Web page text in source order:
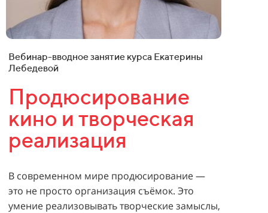
Вебинар-вводное занятие курса Екатерины
Лебедевой
Продюсирование
кино и творческая
реализация
В современном мире продюсирование —
это не просто организация съёмок. Это
умение реализовывать творческие замыслы,